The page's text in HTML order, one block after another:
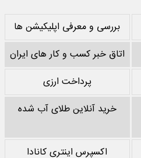
بررسی و معرفی اپلیکیشن ها
اتاق خبر کسب و کار های ایران
پرداخت ارزی
خرید آنلاین طلای آب شده
اکسپرس اینتری کانادا